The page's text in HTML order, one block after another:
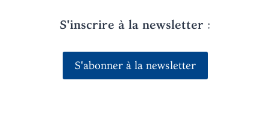
S'inscrire à la newsletter :
S'abonner à la newsletter